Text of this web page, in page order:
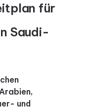
für
Saudi-
und